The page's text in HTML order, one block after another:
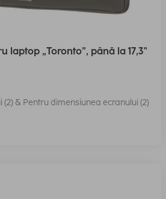
laptop „Toronto”, până la 17,3"
& Pentru dimensiunea ecranului (2)